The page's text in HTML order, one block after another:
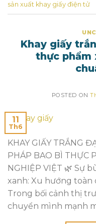
sản xuất khay giấy điện tử
Khay giấy
thực phẩm
POSTED ON
11
Th6
KHAY GIẤY TRẮNG
PHÁP BAO BÌ THỰC
NGHIỆP VIỆT 🌿 Sự
xanh: Xu hướng
Trong bối cảnh thị
chuyển mình mạnh